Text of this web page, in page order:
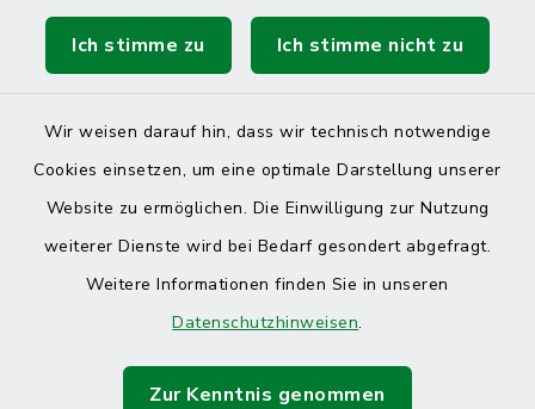
Ich stimme zu Ich stimme nicht zu
Wir weisen darauf hin, dass wir technisch notwendige
Cookies einsetzen, um eine optimale Darstellung unserer
Website zu ermöglichen. Die Einwilligung zur Nutzung
weiterer Dienste wird bei Bedarf gesondert abgefragt.
Weitere Informationen finden Sie in unseren
Datenschutzhinweisen.
Zur Kenntnis genommen
Barrierefreiheit